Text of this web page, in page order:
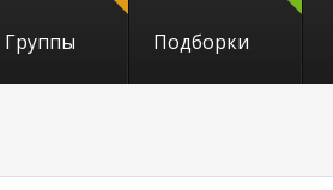
Группы Подборки